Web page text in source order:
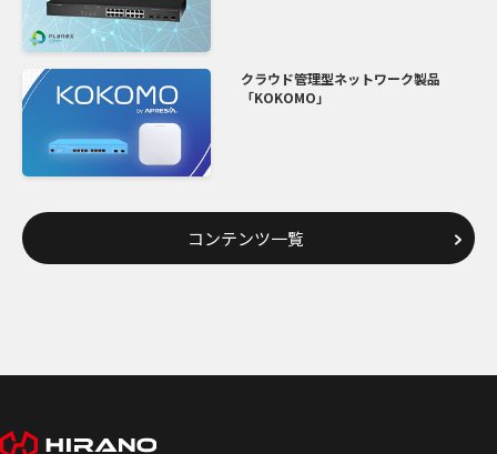
クラウド管理型ネットワーク製品
「KOKOMO」
コンテンツ一覧